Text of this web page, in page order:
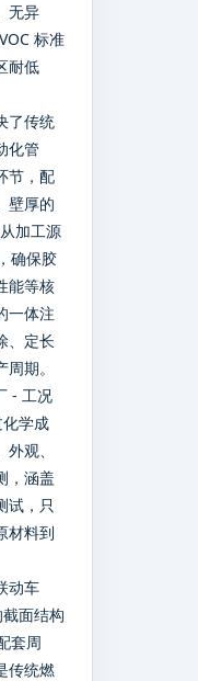
无异
标准
耐低
了传统
化管
节，配
壁厚的
加工源
确保胶
能等核
一体注
、定长
期。
- 工况
学成
观、
，涵盖
试，只
材料到
动车
面结构
套周
传统燃